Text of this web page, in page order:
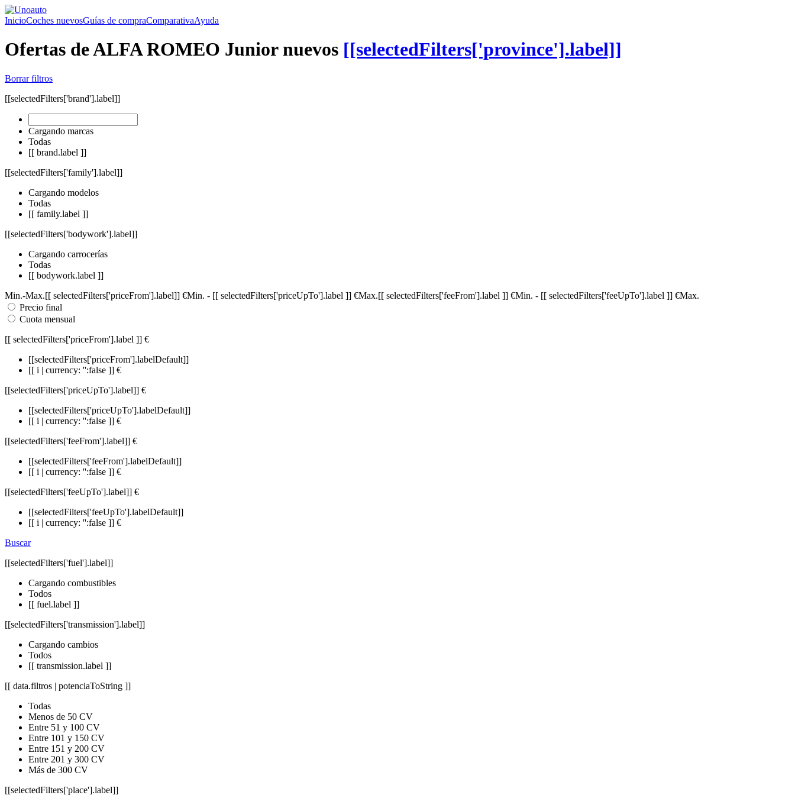
InicioCoches nuevosGuías de compraComparativaAyuda
Ofertas de ALFA ROMEO Junior nuevos [[selectedFilters['province'].label]]
Borrar filtros
[[selectedFilters['brand'].label]]
Cargando marcas
Todas
[[ brand.label ]]
[[selectedFilters['family'].label]]
Cargando modelos
Todas
[[ family.label ]]
[[selectedFilters['bodywork'].label]]
Cargando carrocerías
Todas
[[ bodywork.label ]]
Min.-Max.[[ selectedFilters['priceFrom'].label]] €Min. - [[ selectedFilters['priceUpTo'].label ]] €Max.[[ selectedFilters['feeFrom'].label ]] €Min. - [[ selectedFilters['feeUpTo'].label ]] €Max.
Precio final
Cuota mensual
[[ selectedFilters['priceFrom'].label ]] €
[[selectedFilters['priceFrom'].labelDefault]]
[[ i | currency: '':false ]] €
[[selectedFilters['priceUpTo'].label]] €
[[selectedFilters['priceUpTo'].labelDefault]]
[[ i | currency: '':false ]] €
[[selectedFilters['feeFrom'].label]] €
[[selectedFilters['feeFrom'].labelDefault]]
[[ i | currency: '':false ]] €
[[selectedFilters['feeUpTo'].label]] €
[[selectedFilters['feeUpTo'].labelDefault]]
[[ i | currency: '':false ]] €
Buscar
[[selectedFilters['fuel'].label]]
Cargando combustibles
Todos
[[ fuel.label ]]
[[selectedFilters['transmission'].label]]
Cargando cambios
Todos
[[ transmission.label ]]
[[ data.filtros | potenciaToString ]]
Todas
Menos de 50 CV
Entre 51 y 100 CV
Entre 101 y 150 CV
Entre 151 y 200 CV
Entre 201 y 300 CV
Más de 300 CV
[[selectedFilters['place'].label]]